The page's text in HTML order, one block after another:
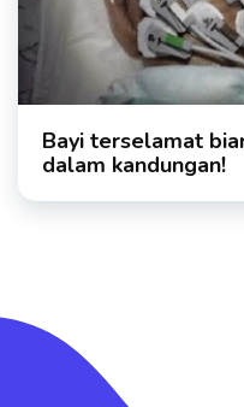
Bayi terselamat
dalam kandungan!